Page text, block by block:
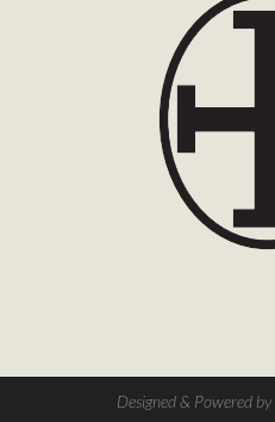
Designed & Powered by